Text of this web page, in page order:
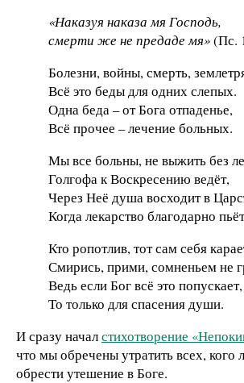
«Наказуя наказа мя Господь,
смерти же не предаде мя»(Пс.
Болезни, войны, смерть,
Всё это беды для одних слепых.
Одна беда – от Бога отпаденье,
Всё прочее – лечение больных.
Мы все больны, не выжить без
Голгофа к Воскресению ведёт,
Через Неё душа восходит в
Когда лекарство благодарно
Кто ропотлив, тот сам себя
Смирись, прими, сомненьем не
Ведь если Бог всё это попускает,
То только для спасения души.
И сразу началстихотворение
что мы обречены утратить всех,
обрести утешение в Боге.